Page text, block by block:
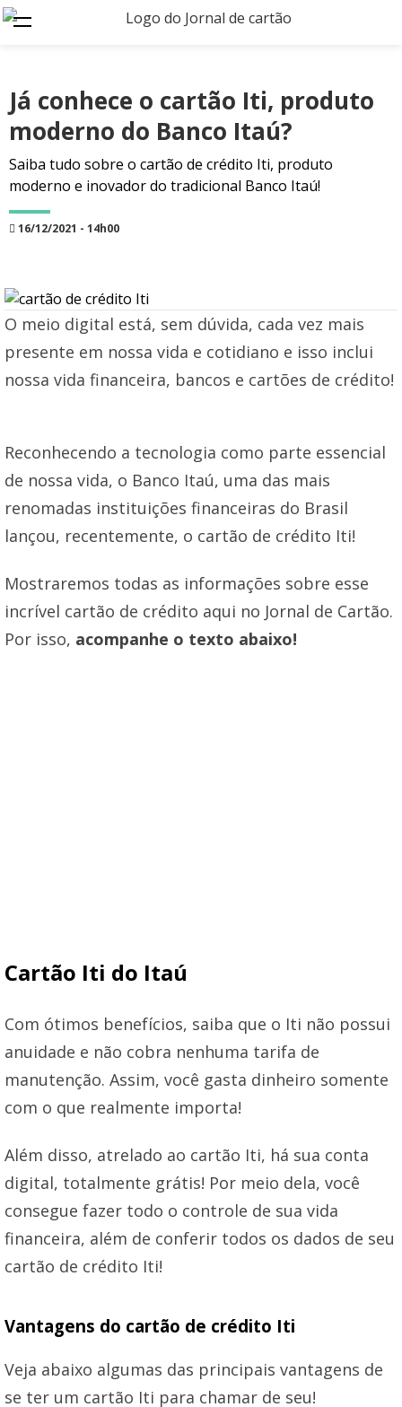
Já conhece o cartão Iti, produto
moderno do Banco Itaú?
Saiba tudo sobre o cartão de crédito Iti, produto
moderno e inovador do tradicional Banco Itaú!
16/12/2021 - 14h00
O meio digital está, sem dúvida, cada vez mais
presente em nossa vida e cotidiano e isso inclui
nossa vida financeira, bancos e cartões de crédito!
Reconhecendo a tecnologia como parte essencial
de nossa vida, o Banco Itaú, uma das mais
renomadas instituições financeiras do Brasil
lançou, recentemente, o cartão de crédito Iti!
Mostraremos todas as informações sobre esse
incrível cartão de crédito aqui no Jornal de Cartão.
Por isso, acompanhe o texto abaixo!
Cartão Iti do Itaú
Com ótimos benefícios, saiba que o Iti não possui
anuidade e não cobra nenhuma tarifa de
manutenção. Assim, você gasta dinheiro somente
com o que realmente importa!
Além disso, atrelado ao cartão Iti, há sua conta
digital, totalmente grátis! Por meio dela, você
consegue fazer todo o controle de sua vida
financeira, além de conferir todos os dados de seu
cartão de crédito Iti!
Vantagens do cartão de crédito Iti
Veja abaixo algumas das principais vantagens de
se ter um cartão Iti para chamar de seu!